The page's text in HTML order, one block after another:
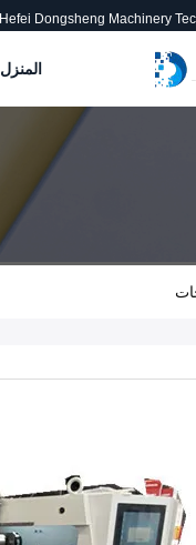
Hefei Dongsheng Machinery
المنزل